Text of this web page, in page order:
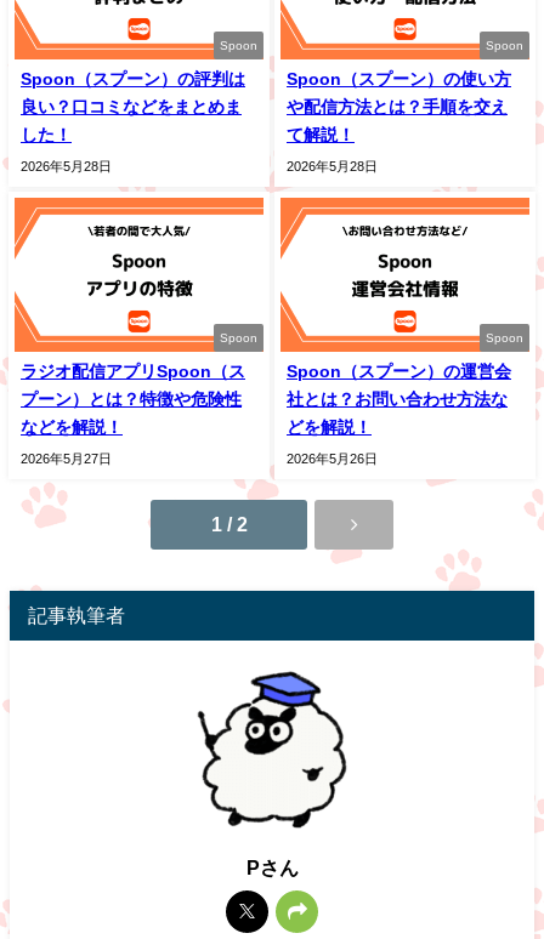
Spoon
Spoon（スプーン）の評判は
良い？口コミなどをまとめま
した！
2026年5月28日
Spoon
Spoon（スプーン）の使い方
や配信方法とは？手順を交え
て解説！
2026年5月28日
Spoon
ラジオ配信アプリSpoon（ス
プーン）とは？特徴や危険性
などを解説！
2026年5月27日
Spoon
Spoon（スプーン）の運営会
社とは？お問い合わせ方法な
どを解説！
2026年5月26日
1 / 2
記事執筆者
Pさん